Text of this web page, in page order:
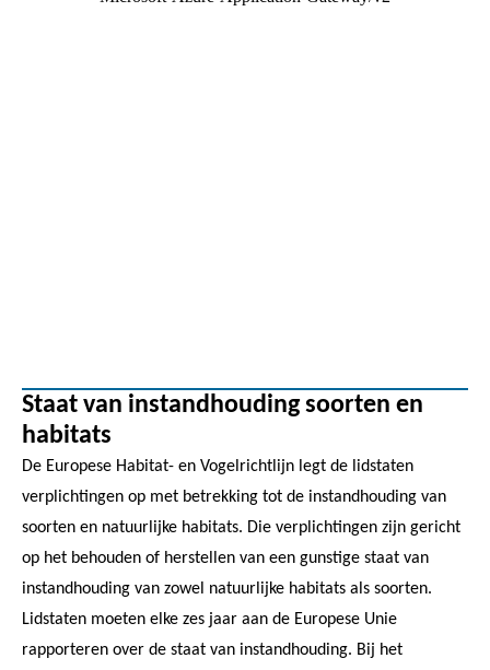
Staat van instandhouding soorten en
habitats
De Europese Habitat- en Vogelrichtlijn legt de lidstaten
verplichtingen op met betrekking tot de instandhouding van
soorten en natuurlijke habitats. Die verplichtingen zijn gericht
op het behouden of herstellen van een gunstige staat van
instandhouding van zowel natuurlijke habitats als soorten.
Lidstaten moeten elke zes jaar aan de Europese Unie
rapporteren over de staat van instandhouding. Bij het